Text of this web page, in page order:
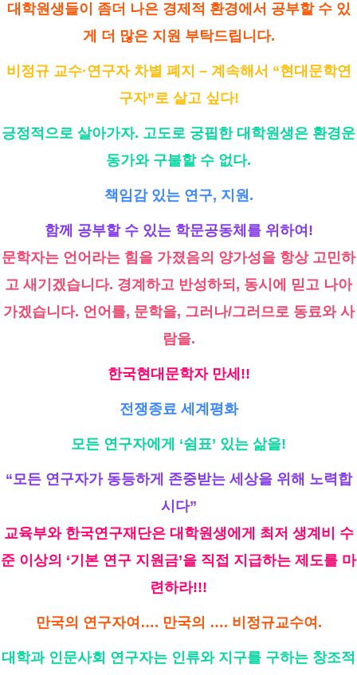
대학원생들이 좀더 나은 경제적 환경에서 공부할 수 있
게 더 많은 지원 부탁드립니다.
비정규 교수·연구자 차별 폐지 – 계속해서 “현대문학연
구자”로 살고 싶다!
긍정적으로 살아가자. 고도로 궁핍한 대학원생은 환경운
동가와 구불할 수 없다.
책임감 있는 연구, 지원.
함께 공부할 수 있는 학문공동체를 위하여!
문학자는 언어라는 힘을 가졌음의 양가성을 항상 고민하
고 새기겠습니다. 경계하고 반성하되, 동시에 믿고 나아
가겠습니다. 언어를, 문학을, 그러나/그러므로 동료와 사
람을.
한국현대문학자 만세!!
전쟁종료 세계평화
모든 연구자에게 ‘쉼표’ 있는 삶을!
“모든 연구자가 동등하게 존중받는 세상을 위해 노력합
시다”
교육부와 한국연구재단은 대학원생에게 최저 생계비 수
준 이상의 ‘기본 연구 지원금’을 직접 지급하는 제도를 마
련하라!!!
만국의 연구자여…. 만국의 …. 비정규교수여.
대학과 인문사회 연구자는 인류와 지구를 구하는 창조적